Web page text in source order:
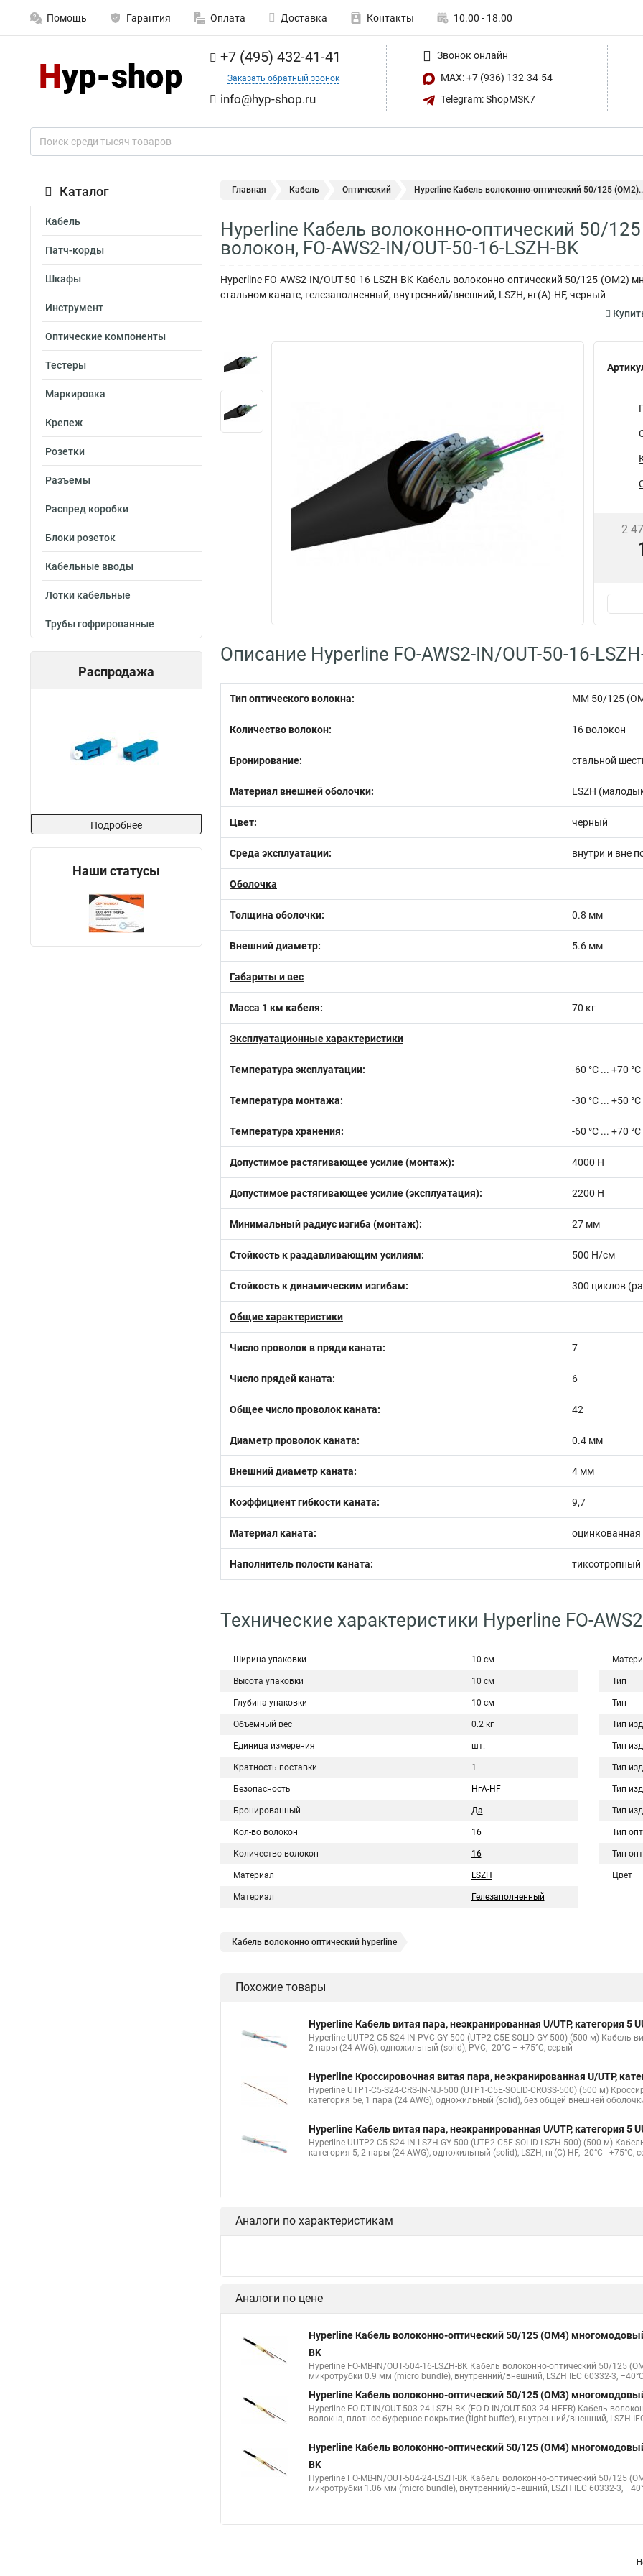
Помощь Гарантия Оплата Доставка Контакты 10.00 - 18.00
+7 (495) 432-41-41
Заказать обратный звонок
info@hyp-shop.ru
Звонок онлайн
MAX: +7 (936) 132-34-54
Telegram: ShopMSK7
Каталог
Кабель
Патч-корды
Шкафы
Инструмент
Оптические компоненты
Тестеры
Маркировка
Крепеж
Розетки
Разъемы
Распред коробки
Блоки розеток
Кабельные вводы
Лотки кабельные
Трубы гофрированные
Распродажа
Подробнее
Наши статусы
Главная Кабель Оптический Hyperline Кабель волоконно-оптический 50/125
Hyperline Кабель волоконно-оптический 50/
волокон, FO-AWS2-IN/OUT-50-16-LSZH-BK
Hyperline FO-AWS2-IN/OUT-50-16-LSZH-BK Кабель волоконно-оптический 50/125
стальном канате, гелезаполненный, внутренний/внешний, LSZH, нг(А)-HF, черный
2
Описание Hyperline FO-AWS2-IN/OUT-50-16-
Тип оптического волокна: MM 50/125
Количество волокон: 16 волокон
Бронирование: стальной
Материал внешней оболочки: LSZH
Цвет: черный
Среда эксплуатации: внутри и вне
Оболочка
Толщина оболочки: 0.8 мм
Внешний диаметр: 5.6 мм
Габариты и вес
Масса 1 км кабеля: 70 кг
Эксплуатационные характеристики
Температура эксплуатации: -60 °С ... +70 °С
Температура монтажа: -30 °С ... +50 °С
Температура хранения: -60 °C ... +70 °C
Допустимое растягивающее усилие (монтаж): 4000 Н
Допустимое растягивающее усилие (эксплуатация): 2200 Н
Минимальный радиус изгиба (монтаж): 27 мм
Стойкость к раздавливающим усилиям: 500 Н/см
Стойкость к динамическим изгибам: 300 циклов
Общие характеристики
Число проволок в пряди каната: 7
Число прядей каната: 6
Общее число проволок каната: 42
Диаметр проволок каната: 0.4 мм
Внешний диаметр каната: 4 мм
Коэффициент гибкости каната: 9,7
Материал каната: оцинкованная
Наполнитель полости каната:
Технические характеристики Hyperline FO-
Ширина упаковки 10 см
Высота упаковки 10 см
Глубина упаковки 10 см
Объемный вес 0.2 кг
Единица измерения шт.
Кратность поставки 1
Безопасность НгА-HF
Бронированный Да
Кол-во волокон 16
Количество волокон 16
Материал LSZH
Материал Гелезаполненный
Тип
Тип
Тип
Тип
Тип
Тип
Тип
Тип
Тип
Цвет
Кабель волоконно оптический hyperline
Похожие товары
Hyperline Кабель витая пара, неэкранированная U/UTP, категория 5
Hyperline UUTP2-C5-S24-IN-PVC-GY-500 (UTP2-C5E-SOLID-GY-500) (500 м) Кабель
2 пары (24 AWG), одножильный (solid), PVC, -20°C – +75°C, серый
Hyperline Кроссировочная витая пара, неэкранированная U/UTP,
Hyperline UTP1-C5-S24-CRS-IN-NJ-500 (UTP1-C5E-SOLID-CROSS-500) (500 м)
категория 5e, 1 пара (24 AWG), одножильный (solid), без общей внешней
Hyperline Кабель витая пара, неэкранированная U/UTP, категория 5
Hyperline UUTP2-C5-S24-IN-LSZH-GY-500 (UTP2-C5E-SOLID-LSZH-500) (500 м)
категория 5, 2 пары (24 AWG), одножильный (solid), LSZH, нг(С)-HF, -20°C - +75°C,
Аналоги по характеристикам
буферное покрытие (tight buffer) 2.0 мм, для внутренней прокладки, LSZH, черный
Hyperline Кабель волоконно-оптический 50/125 (OM2)
Hyperline FO-D2-IN-50-2-LSZH-BK Кабель волоконно-оптический 50/125 (OM2)
Аналоги по цене
Hyperline Кабель волоконно-оптический 50/125 (OM4)
Hyperline FO-MB-IN/OUT-504-16-LSZH-BK Кабель волоконно-оптический 50/125
Hyperline FO-DT-IN/OUT-503-24-LSZH-BK (FO-D-IN/OUT-503-24-HFFR) Кабель